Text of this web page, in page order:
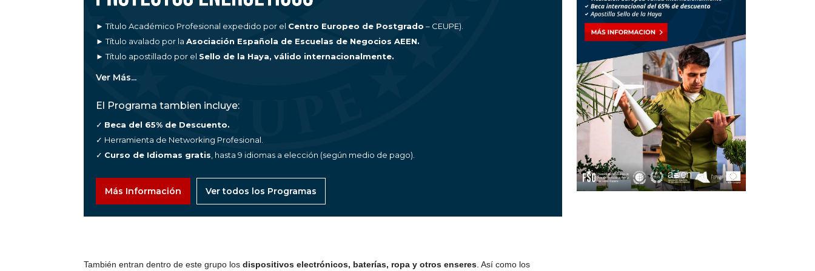
► Título Académico Profesional expedido por el Centro Europeo de Postgrado – CEUPE).
► Título avalado por la Asociación Española de Escuelas de Negocios AEEN.
► Título apostillado por el Sello de la Haya, válido internacionalmente.
Ver Más...
El Programa tambien incluye:
✓ Beca del 65% de Descuento.
✓ Herramienta de Networking Profesional.
✓ Curso de Idiomas gratis , hasta 9 idiomas a elección (según medio de pago).
Más Información Ver todos los Programas
También entran dentro de este grupo los dispositivos electrónicos, baterías, ropa y otros enseres . Así como los